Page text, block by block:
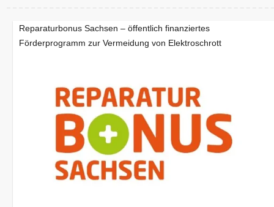
Reparaturbonus Sachsen – öffentlich finanziertes
Förderprogramm zur Vermeidung von Elektroschrott